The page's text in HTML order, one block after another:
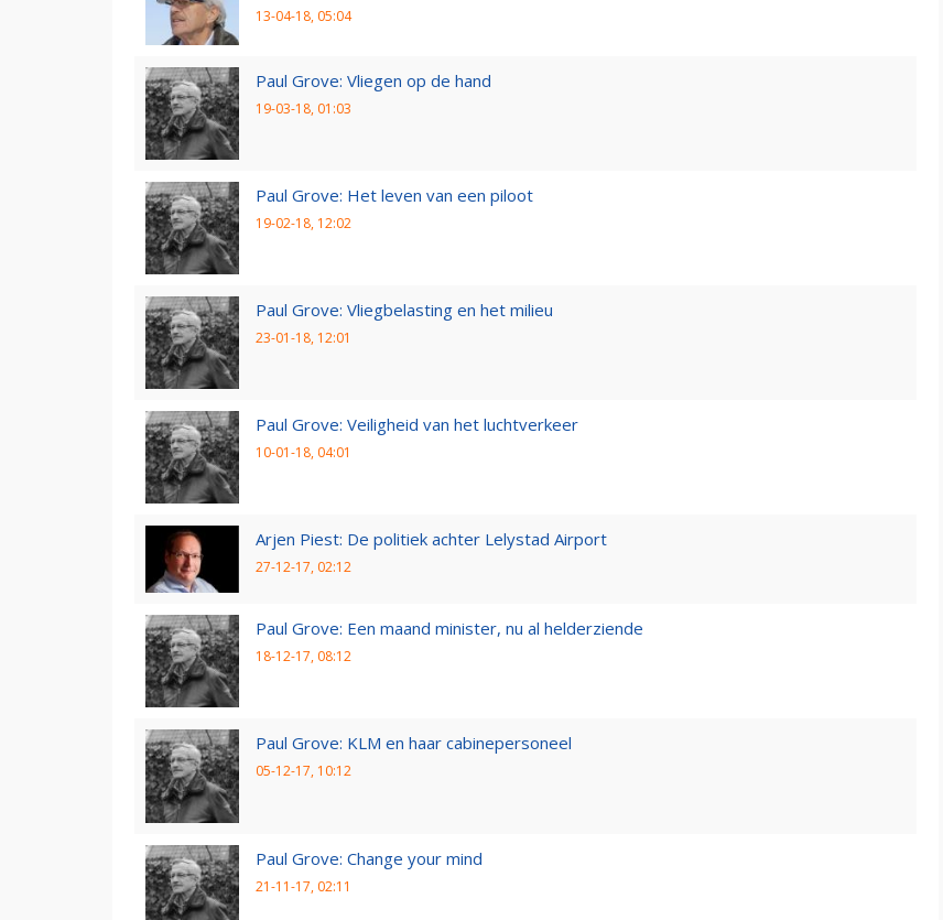
13-04-18, 05:04
Paul Grove: Vliegen op de hand
19-03-18, 01:03
Paul Grove: Het leven van een piloot
19-02-18, 12:02
Paul Grove: Vliegbelasting en het milieu
23-01-18, 12:01
Paul Grove: Veiligheid van het luchtverkeer
10-01-18, 04:01
Arjen Piest: De politiek achter Lelystad Airport
27-12-17, 02:12
Paul Grove: Een maand minister, nu al helderziende
18-12-17, 08:12
Paul Grove: KLM en haar cabinepersoneel
05-12-17, 10:12
Paul Grove: Change your mind
21-11-17, 02:11